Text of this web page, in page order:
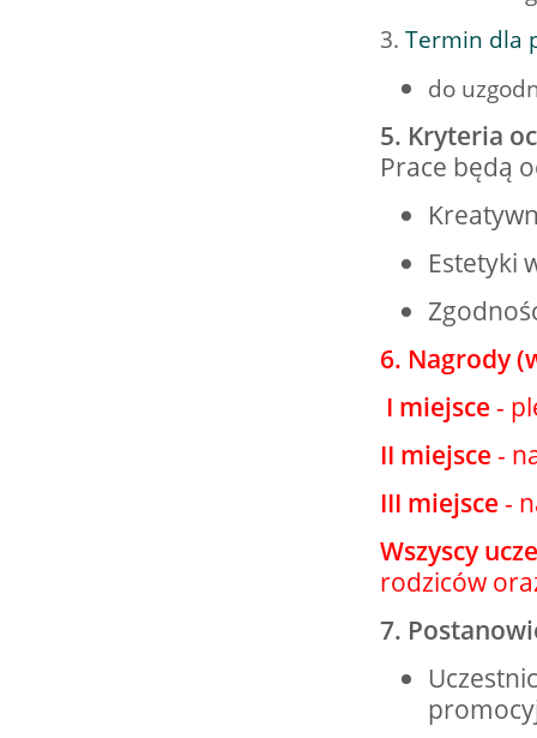
3. Termin dla
do
5. Kryteria
Prace będą
Estetyki
6. Nagrody
I miejsce -
II miejsce -
III miejsce -
Wszyscy
rodziców
7.